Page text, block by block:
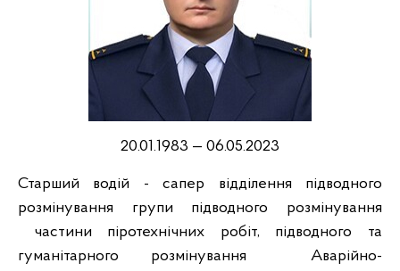
20.01.1983 — 06.05.2023
Старший водій - сапер відділення підводного
розмінування групи підводного розмінування
частини піротехнічних робіт, підводного та
гуманітарного розмінування Аварійно-